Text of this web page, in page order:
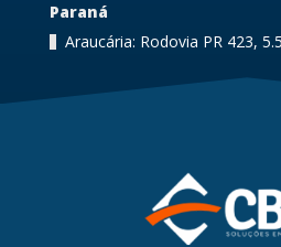
Paraná
Araucária: Rodovia PR 423,